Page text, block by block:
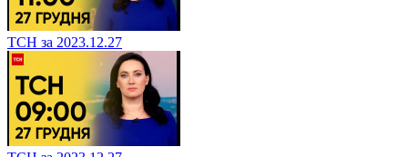
ТСН за 2023.12.27